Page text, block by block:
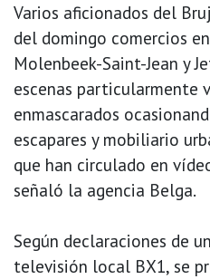
Varios aficionados del
del domingo comercios
Molenbeek-Saint-Jean y
escenas particularmente
enmascarados
escapares y mobiliario
que han circulado en
señaló la agencia Belga.
Según declaraciones de
televisión local BX1, se